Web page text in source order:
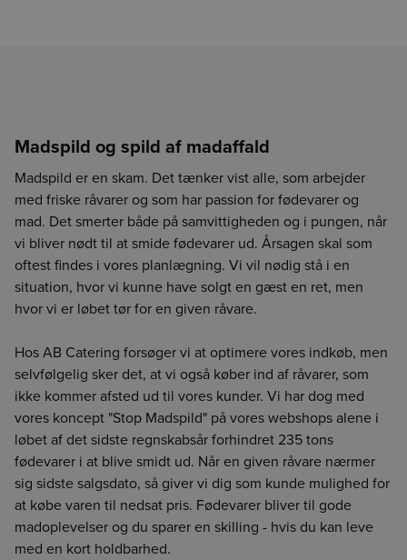
Madspild og spild af madaffald
Madspild er en skam. Det tænker vist alle, som arbejder
med friske råvarer og som har passion for fødevarer og
mad. Det smerter både på samvittigheden og i pungen, når
vi bliver nødt til at smide fødevarer ud. Årsagen skal som
oftest findes i vores planlægning. Vi vil nødig stå i en
situation, hvor vi kunne have solgt en gæst en ret, men
hvor vi er løbet tør for en given råvare.
Hos AB Catering forsøger vi at optimere vores indkøb, men
selvfølgelig sker det, at vi også køber ind af råvarer, som
ikke kommer afsted ud til vores kunder. Vi har dog med
vores koncept "Stop Madspild" på vores webshops alene i
løbet af det sidste regnskabsår forhindret 235 tons
fødevarer i at blive smidt ud. Når en given råvare nærmer
sig sidste salgsdato, så giver vi dig som kunde mulighed for
at købe varen til nedsat pris. Fødevarer bliver til gode
madoplevelser og du sparer en skilling - hvis du kan leve
med en kort holdbarhed.